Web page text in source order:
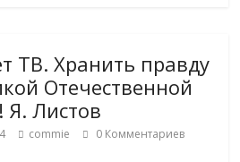
ТВ. Хранить правду
Отечественной
Я. Листов
commie 0 Комментариев